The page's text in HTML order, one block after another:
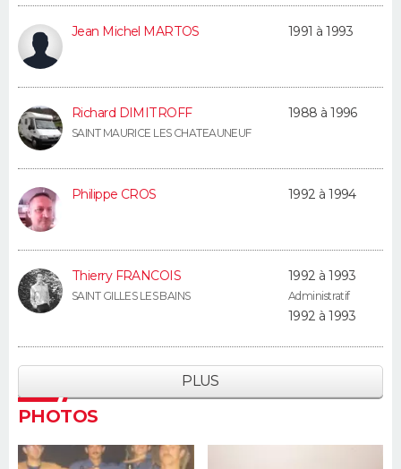
Jean Michel MARTOS 1991 à 1993
Richard DIMITROFF
SAINT MAURICE LES CHATEAUNEUF
1988 à 1996
Philippe CROS 1992 à 1994
Thierry FRANCOIS
SAINT GILLES LES BAINS
1992 à 1993
Administratif
1992 à 1993
PLUS
PHOTOS